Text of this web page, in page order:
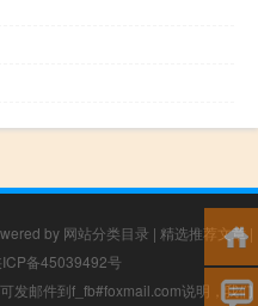
by 网站分类目录 | 精选推荐文章|
ICP备45039492号
发邮件到f_fb#foxmail.com说明，我们